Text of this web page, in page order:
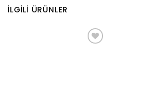
İLGILI ÜRÜNLER